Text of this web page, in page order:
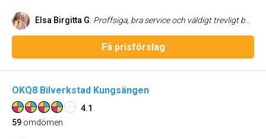
Elsa Birgitta G: Proffsiga, bra service och väldigt trevligt bemötande. Kan varmt rekommendera dom.
Få prisförslag
OKQ8 Bilverkstad Kungsängen
4.1
59 omdömen